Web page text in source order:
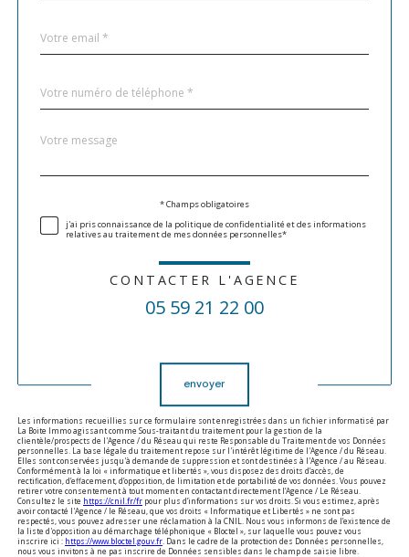
*
*
Fieldset
Message
*
* Champs obligatoires
j'ai pris connaissance de la politique de confidentialité et des informations
relatives au traitement de mes données personnelles*
CONTACTER L'AGENCE
05 59 21 22 00
envoyer
Les informations recueillies sur ce formulaire sont enregistrées dans un fichier informatisé par
La Boite Immo agissant comme Sous-traitant du traitement pour la gestion de la
clientèle/prospects de l'Agence / du Réseau qui reste Responsable du Traitement de vos Données
personnelles. La base légale du traitement repose sur l'intérêt légitime de l'Agence / du Réseau.
Elles sont conservées jusqu'à demande de suppression et sont destinées à l'Agence / au Réseau.
Conformément à la loi « informatique et libertés », vous disposez des droits d’accès, de
rectification, d’effacement, d’opposition, de limitation et de portabilité de vos données. Vous pouvez
retirer votre consentement à tout moment en contactant directement l’Agence / Le Réseau.
Consultez le site https://cnil.fr/fr pour plus d’informations sur vos droits. Si vous estimez, après
avoir contacté l'Agence / le Réseau, que vos droits « Informatique et Libertés » ne sont pas
respectés, vous pouvez adresser une réclamation à la CNIL. Nous vous informons de l’existence de
la liste d'opposition au démarchage téléphonique « Bloctel », sur laquelle vous pouvez vous
inscrire ici : https://www.bloctel.gouv.fr . Dans le cadre de la protection des Données personnelles,
nous vous invitons à ne pas inscrire de Données sensibles dans le champ de saisie libre.